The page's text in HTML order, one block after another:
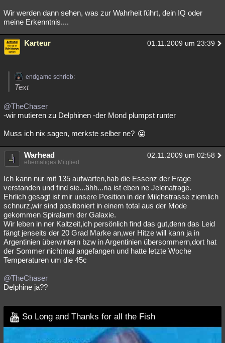
Wir werden dann sehen, was zur Wahrheit führt, dein IQ oder
meine Erkenntnis....
Karteur 01.11.2009 um 23:39
endgame schrieb:
Text
@TheChaser
-wir mutieren zu Delphinen -der Mond plumpst runter
Muss ich nix sagen, merkste selber ne?
Warhead 02.11.2009 um 02:58
ehemaliges Mitglied
Ich kann nur mit 135 aufwarten,hab die Essenz der Frage
verstanden und find sie...ähh...na ist eben ne Jelenafrage.
Ehrlich gesagt ist mir unsere Position in der Milchstrasse ziemlich
schnurz,wir sind positioniert in einem total aus der Mode
gekommen Spiralarm der Galaxie.
Wir leben in ner Kaltzeit,ich persönlich find das gut,denn das Leid
fängt jenseits der 20 Grad Marke an,wer Hitze will kann ja in
Argentinien überwintern bzw in Argentinien übersommern,dort hat
der Sommer nichtmal angefangen und hatte letzte Woche
Temperaturen um die 45c
@TheChaser
Delphine ja??
So Long and Thanks for all the Fish